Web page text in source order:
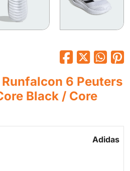
6 Peuters
Black / Core
Adidas